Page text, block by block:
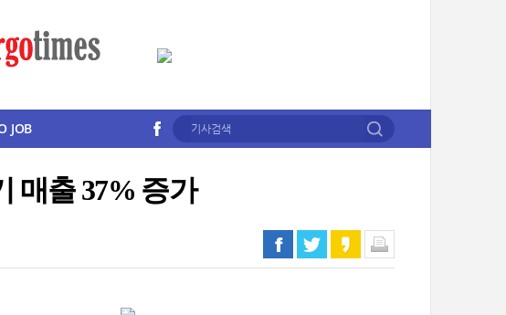
JOB
매출 37% 증가